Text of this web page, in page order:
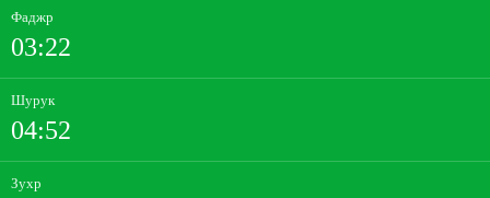
Фаджр
03:22
Шурук
04:52
Зухр